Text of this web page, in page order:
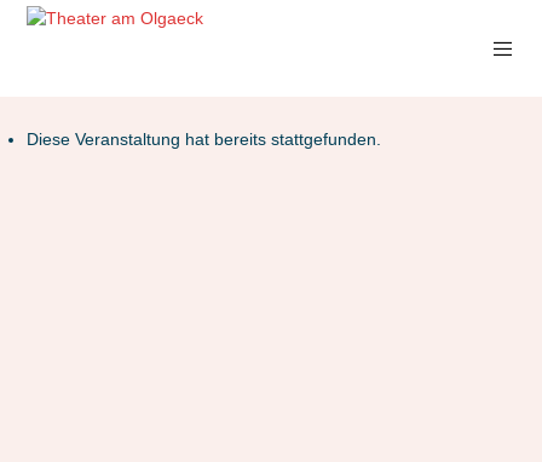
Diese Veranstaltung hat bereits stattgefunden.